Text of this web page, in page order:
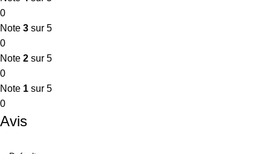
0
Note 3 sur 5
0
Note 2 sur 5
0
Note 1 sur 5
0
Avis